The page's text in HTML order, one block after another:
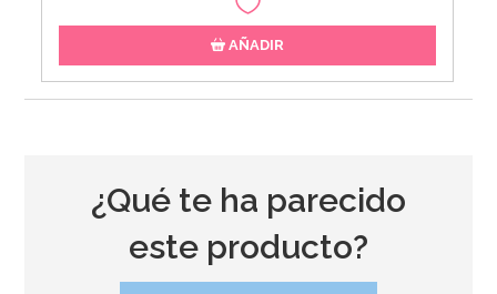
AÑADIR
¿Qué te ha parecido
este producto?